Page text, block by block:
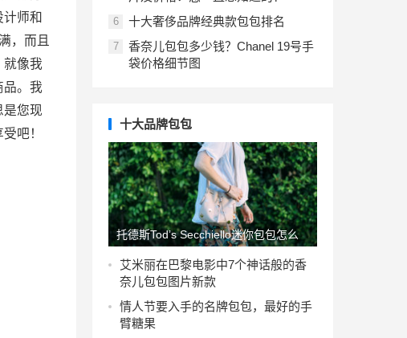
师和
，而且
就像我
品。我
是您现
吧！
6 十大奢侈品牌经典款包包排名
7
香奈儿包包多少钱？Chanel 19号手
袋价格细节图
十大品牌包包
托德斯Tod’s Secchiello迷你包包怎么
样？
艾米丽在巴黎电影中7个神话般的香
奈儿包包图片新款
情人节要入手的名牌包包，最好的手
臂糖果